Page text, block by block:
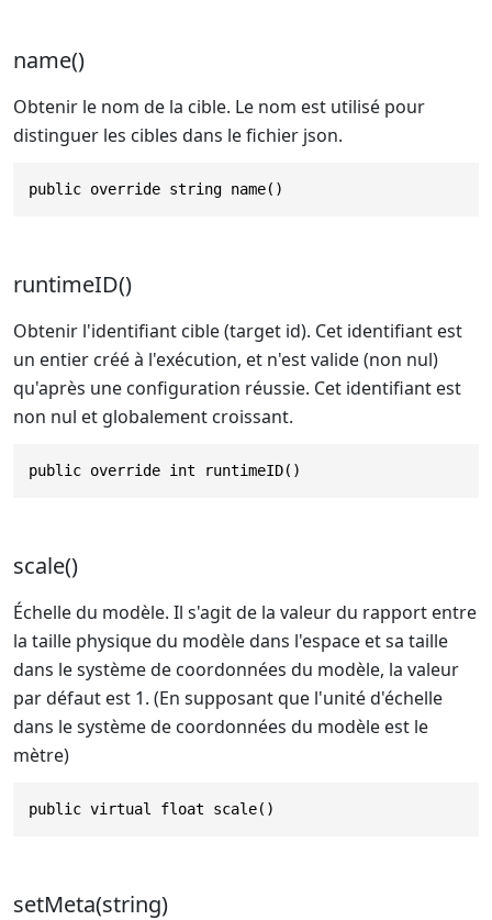
name()
Obtenir le nom de la cible. Le nom est utilisé pour
distinguer les cibles dans le fichier json.
public override string name()
runtimeID()
Obtenir l'identifiant cible (target id). Cet identifiant est
un entier créé à l'exécution, et n'est valide (non nul)
qu'après une configuration réussie. Cet identifiant est
non nul et globalement croissant.
public override int runtimeID()
scale()
Échelle du modèle. Il s'agit de la valeur du rapport entre
la taille physique du modèle dans l'espace et sa taille
dans le système de coordonnées du modèle, la valeur
par défaut est 1. (En supposant que l'unité d'échelle
dans le système de coordonnées du modèle est le
mètre)
public virtual float scale()
setMeta(string)